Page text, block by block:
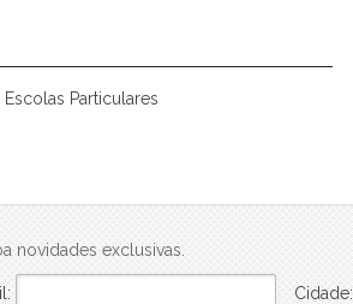
Escolas Particulares
novidades exclusivas.
Cidade: